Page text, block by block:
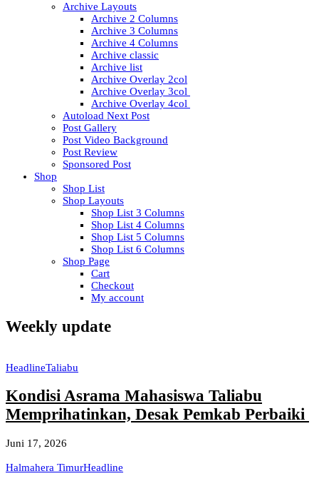
Archive Layouts
Archive 2 Columns
Archive 3 Columns
Archive 4 Columns
Archive classic
Archive list
Archive Overlay 2col
Archive Overlay 3col
Archive Overlay 4col
Autoload Next Post
Post Gallery
Post Video Background
Post Review
Sponsored Post
Shop
Shop List
Shop Layouts
Shop List 3 Columns
Shop List 4 Columns
Shop List 5 Columns
Shop List 6 Columns
Shop Page
Cart
Checkout
My account
Weekly update
HeadlineTaliabu
Kondisi Asrama Mahasiswa Taliabu
Memprihatinkan, Desak Pemkab Perbaiki
Juni 17, 2026
Halmahera TimurHeadline